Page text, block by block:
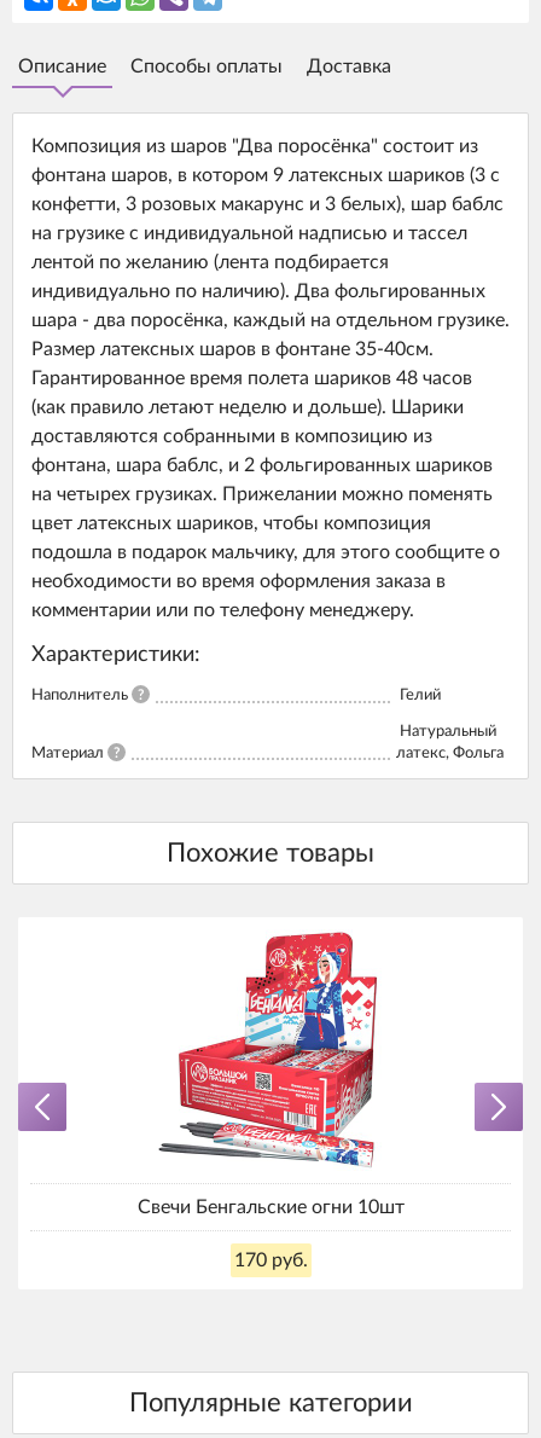
Описание Способы оплаты Доставка
Композиция из шаров "Два поросёнка" состоит из
фонтана шаров, в котором 9 латексных шариков (3 с
конфетти, 3 розовых макарунс и 3 белых), шар баблс
на грузике с индивидуальной надписью и тассел
лентой по желанию (лента подбирается
индивидуально по наличию). Два фольгированных
шара - два поросёнка, каждый на отдельном грузике.
Размер латексных шаров в фонтане 35-40см.
Гарантированное время полета шариков 48 часов
(как правило летают неделю и дольше). Шарики
доставляются собранными в композицию из
фонтана, шара баблс, и 2 фольгированных шариков
на четырех грузиках. Прижелании можно поменять
цвет латексных шариков, чтобы композиция
подошла в подарок мальчику, для этого сообщите о
необходимости во время оформления заказа в
комментарии или по телефону менеджеру.
Характеристики:
Наполнитель ? Гелий
Материал ?
Натуральный
латекс, Фольга
Свечи Бенгальские огни 10шт
170 руб.